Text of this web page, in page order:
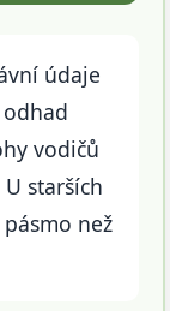
údaje
vodičů
starších
než